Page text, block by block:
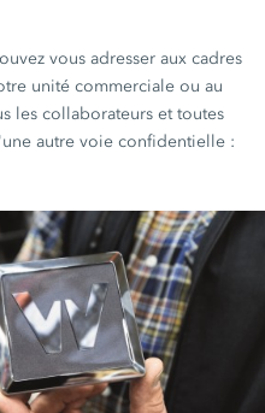
vous adresser aux cadres
unité commerciale ou au
les collaborateurs et toutes
autre voie confidentielle :